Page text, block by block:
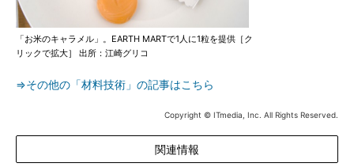
「お米のキャラメル」。EARTH MARTで1人に1粒を提供［ク
リックで拡大］ 出所：江崎グリコ
⇒その他の「材料技術」の記事はこちら
Copyright © ITmedia, Inc. All Rights Reserved.
関連情報